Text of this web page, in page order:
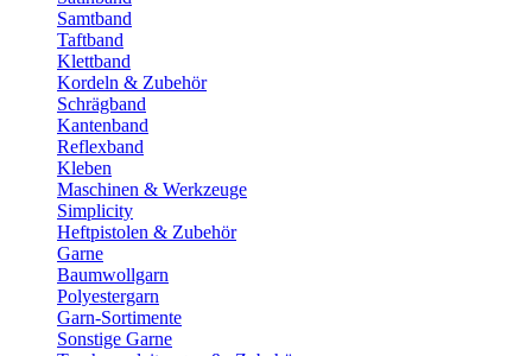
Samtband
Taftband
Klettband
Kordeln & Zubehör
Schrägband
Kantenband
Reflexband
Kleben
Maschinen & Werkzeuge
Simplicity
Heftpistolen & Zubehör
Garne
Baumwollgarn
Polyestergarn
Garn-Sortimente
Sonstige Garne